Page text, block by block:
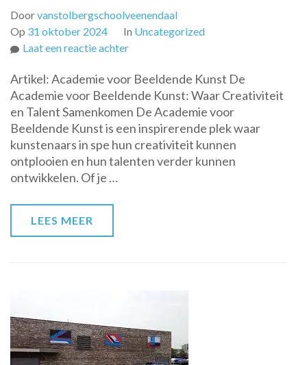
Doorvanstolbergschoolveenendaal
Op 31 oktober 2024 In Uncategorized
Laat een reactie achterop
Je
Creativiteit
bij
de
Academie
voor
Artikel: Academie voor Beeldende Kunst De
Academie voor Beeldende Kunst: Waar Creativiteit
en Talent Samenkomen De Academie voor
Beeldende Kunst is een inspirerende plek waar
kunstenaars in spe hun creativiteit kunnen
ontplooien en hun talenten verder kunnen
ontwikkelen. Of je …
LEES MEER